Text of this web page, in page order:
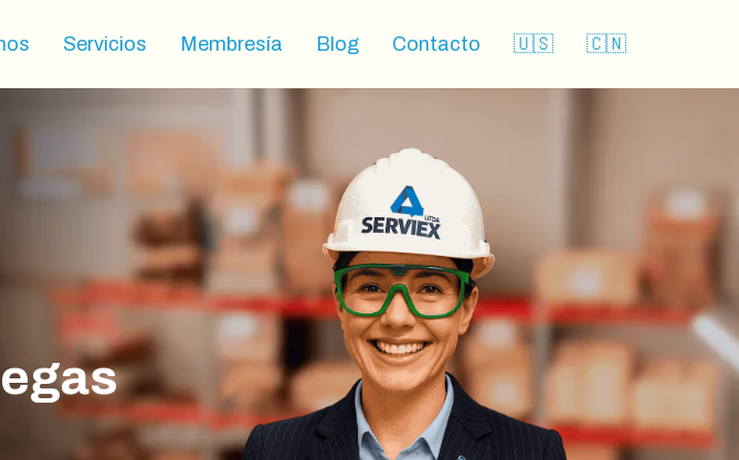
Servicios Membresía Blog Contacto 🇺🇸 🇨🇳